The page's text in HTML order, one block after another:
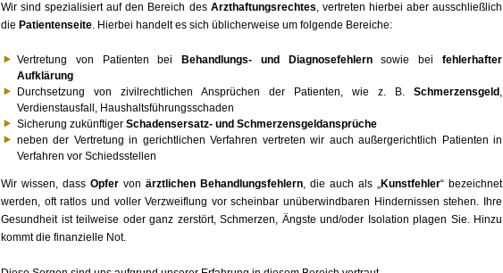
Wir sind spezialisiert auf den Bereich des Arzthaftungsrechtes, vertreten hierbei aber ausschließlich
die Patientenseite. Hierbei handelt es sich üblicherweise um folgende Bereiche:
Vertretung von Patienten bei Behandlungs- und Diagnosefehlernsowie beifehlerhafter
Aufklärung
Durchsetzung von zivilrechtlichen Ansprüchen der Patienten, wie z. B. Schmerzensgeld ,
Verdienstausfall, Haushaltsführungsschaden
Sicherung zukünftiger Schadensersatz- und Schmerzensgeldansprüche
neben der Vertretung in gerichtlichen Verfahren vertreten wir auch außergerichtlich Patienten in
Verfahren vor Schiedsstellen
Wir wissen, dass Opfer von ärztlichen Behandlungsfehlern, die auch als „Kunstfehler“ bezeichnet
werden, oft ratlos und voller Verzweiflung vor scheinbar unüberwindbaren Hindernissen stehen. Ihre
Gesundheit ist teilweise oder ganz zerstört, Schmerzen, Ängste und/oder Isolation plagen Sie. Hinzu
kommt die finanzielle Not.